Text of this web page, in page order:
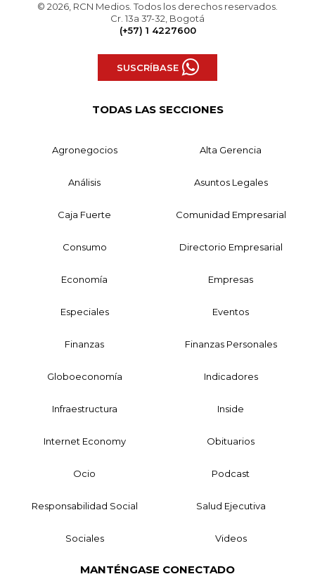
© 2026, RCN Medios. Todos los derechos reservados.
Cr. 13a 37-32, Bogotá
(+57) 1 4227600
SUSCRÍBASE
TODAS LAS SECCIONES
Agronegocios Alta Gerencia
Análisis Asuntos Legales
Caja Fuerte Comunidad Empresarial
Consumo Directorio Empresarial
Economía Empresas
Especiales Eventos
Finanzas Finanzas Personales
Globoeconomía Indicadores
Infraestructura Inside
Internet Economy Obituarios
Ocio Podcast
Responsabilidad Social Salud Ejecutiva
Sociales Videos
MANTÉNGASE CONECTADO